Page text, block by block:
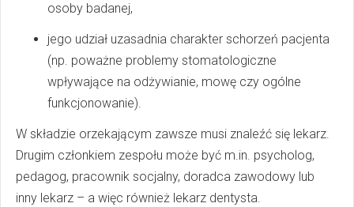
osoby badanej,
jego udział uzasadnia charakter schorzeń pacjenta
(np. poważne problemy stomatologiczne
wpływające na odżywianie, mowę czy ogólne
funkcjonowanie).
W składzie orzekającym zawsze musi znaleźć się lekarz.
Drugim członkiem zespołu może być m.in. psycholog,
pedagog, pracownik socjalny, doradca zawodowy lub
inny lekarz – a więc również lekarz dentysta.